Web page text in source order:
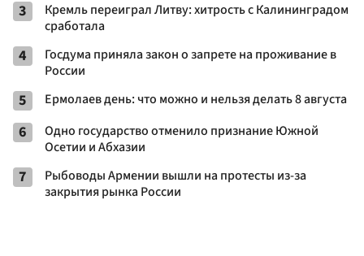
3
Кремль переиграл Литву: хитрость с Калининградом
сработала
4
Госдума приняла закон о запрете на проживание в
России
5 Ермолаев день: что можно и нельзя делать 8 августа
6
Одно государство отменило признание Южной
Осетии и Абхазии
7
Рыбоводы Армении вышли на протесты из-за
закрытия рынка России